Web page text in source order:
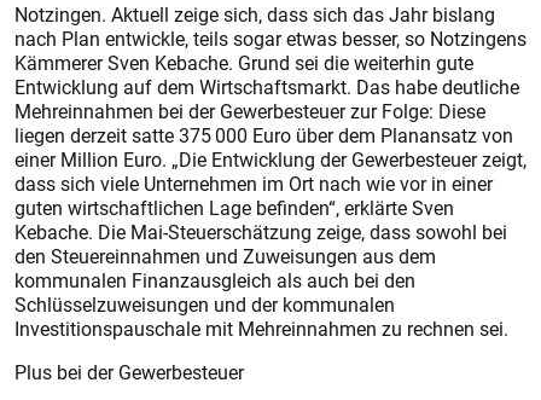
Notzingen. Aktuell zeige sich, dass sich das Jahr bislang
nach Plan entwickle, teils sogar etwas besser, so Notzingens
Kämmerer Sven Kebache. Grund sei die weiterhin gute
Entwicklung auf dem Wirtschaftsmarkt. Das habe deutliche
Mehreinnahmen bei der Gewerbesteuer zur Folge: Diese
liegen derzeit satte 375 000 Euro über dem Planansatz von
einer Million Euro. „Die Entwicklung der Gewerbesteuer zeigt,
dass sich viele Unternehmen im Ort nach wie vor in einer
guten wirtschaftlichen Lage befinden“, erklärte Sven
Kebache. Die Mai-Steuerschätzung zeige, dass sowohl bei
den Steuereinnahmen und Zuweisungen aus dem
kommunalen Finanzausgleich als auch bei den
Schlüsselzuweisungen und der kommunalen
Investitionspauschale mit Mehreinnahmen zu rechnen sei.
Plus bei der Gewerbesteuer